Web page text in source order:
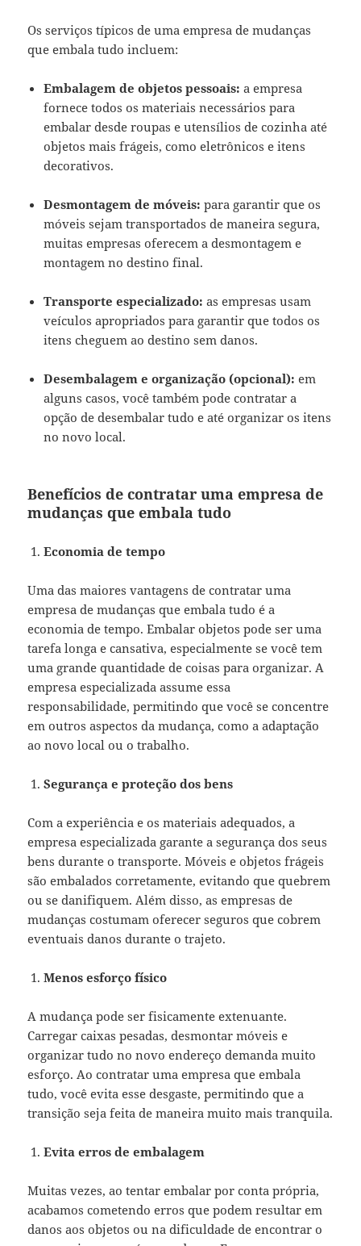
Os serviços típicos de uma empresa de mudanças
que embala tudo incluem:
Embalagem de objetos pessoais: a empresa
fornece todos os materiais necessários para
embalar desde roupas e utensílios de cozinha até
objetos mais frágeis, como eletrônicos e itens
decorativos.
Desmontagem de móveis: para garantir que os
móveis sejam transportados de maneira segura,
muitas empresas oferecem a desmontagem e
montagem no destino final.
Transporte especializado: as empresas usam
veículos apropriados para garantir que todos os
itens cheguem ao destino sem danos.
Desembalagem e organização (opcional): em
alguns casos, você também pode contratar a
opção de desembalar tudo e até organizar os itens
no novo local.
Benefícios de contratar uma empresa de
mudanças que embala tudo
Economia de tempo
Uma das maiores vantagens de contratar uma
empresa de mudanças que embala tudo é a
economia de tempo. Embalar objetos pode ser uma
tarefa longa e cansativa, especialmente se você tem
uma grande quantidade de coisas para organizar. A
empresa especializada assume essa
responsabilidade, permitindo que você se concentre
em outros aspectos da mudança, como a adaptação
ao novo local ou o trabalho.
Segurança e proteção dos bens
Com a experiência e os materiais adequados, a
empresa especializada garante a segurança dos seus
bens durante o transporte. Móveis e objetos frágeis
são embalados corretamente, evitando que quebrem
ou se danifiquem. Além disso, as empresas de
mudanças costumam oferecer seguros que cobrem
eventuais danos durante o trajeto.
Menos esforço físico
A mudança pode ser fisicamente extenuante.
Carregar caixas pesadas, desmontar móveis e
organizar tudo no novo endereço demanda muito
esforço. Ao contratar uma empresa que embala
tudo, você evita esse desgaste, permitindo que a
transição seja feita de maneira muito mais tranquila.
Evita erros de embalagem
Muitas vezes, ao tentar embalar por conta própria,
acabamos cometendo erros que podem resultar em
danos aos objetos ou na dificuldade de encontrar o